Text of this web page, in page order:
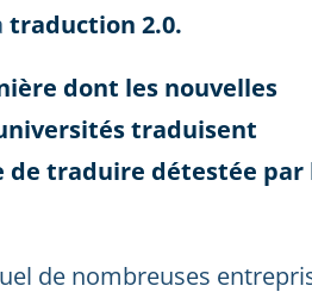
traduction 2.0.
dont les nouvelles
traduisent
de traduire détestée par
de nombreuses